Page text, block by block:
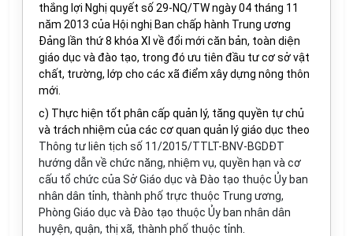
thắng lợi Nghị quyết số 29-NQ/TW ngày 04 tháng 11
năm 2013 của Hội nghị Ban chấp hành Trung ương
Đảng lần thứ 8 khóa XI về đổi mới căn bản, toàn diện
giáo dục và đào tạo, trong đó ưu tiên đầu tư cơ sở vật
chất, trường, lớp cho các xã điểm xây dựng nông thôn
mới.
c) Thực hiện tốt phân cấp quản lý, tăng quyền tự chủ
và trách nhiệm của các cơ quan quản lý giáo dục theo
Thông tư liên tịch số 11/2015/TTLT-BNV-BGDĐT
hướng dẫn về chức năng, nhiệm vụ, quyền hạn và cơ
cấu tổ chức của SởGiáo dục và Đào tạo thuộc Ủy ban
nhân dân tỉnh, thành phố trực thuộc Trung ương,
Phòng Giáo dục và Đào tạo thuộc Ủy ban nhân dân
huyện, quận, thị xã, thành phố thuộc tỉnh